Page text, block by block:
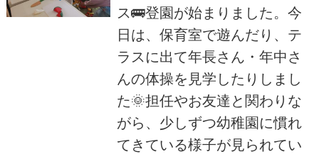
ス🚌登園が始まりました。今
日は、保育室で遊んだり、テ
ラスに出て年長さん・年中さ
んの体操を見学したりしまし
た🌞担任やお友達と関わりな
がら、少しずつ幼稚園に慣れ
てきている様子が見られてい